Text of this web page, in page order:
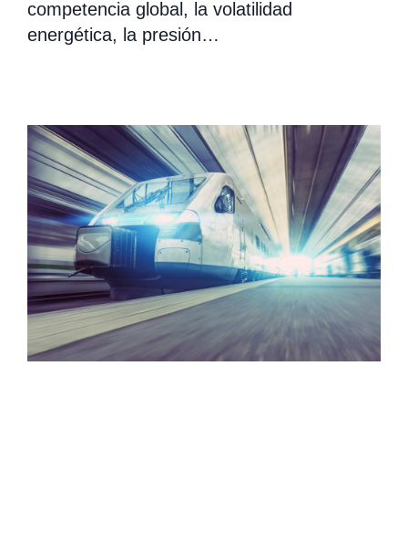
competencia global, la volatilidad
energética, la presión…